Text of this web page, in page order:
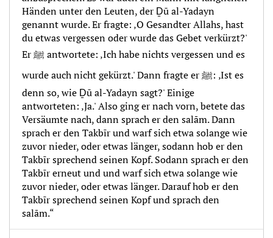
Händen unter den Leuten, der Ḏū al-Yadayn
genannt wurde. Er fragte: ‚O Gesandter Allahs, hast
du etwas vergessen oder wurde das Gebet verkürzt?'
Er ﷺ antwortete: ‚Ich habe nichts vergessen und es
wurde auch nicht gekürzt.' Dann fragte er ﷺ: ‚Ist es
denn so, wie Ḏū al-Yadayn sagt?' Einige
antworteten: ‚Ja.' Also ging er nach vorn, betete das
Versäumte nach, dann sprach er den salām. Dann
sprach er den Takbīr und warf sich etwa solange wie
zuvor nieder, oder etwas länger, sodann hob er den
Takbīr sprechend seinen Kopf. Sodann sprach er den
Takbīr erneut und und warf sich etwa solange wie
zuvor nieder, oder etwas länger. Darauf hob er den
Takbīr sprechend seinen Kopf und sprach den
salām.“